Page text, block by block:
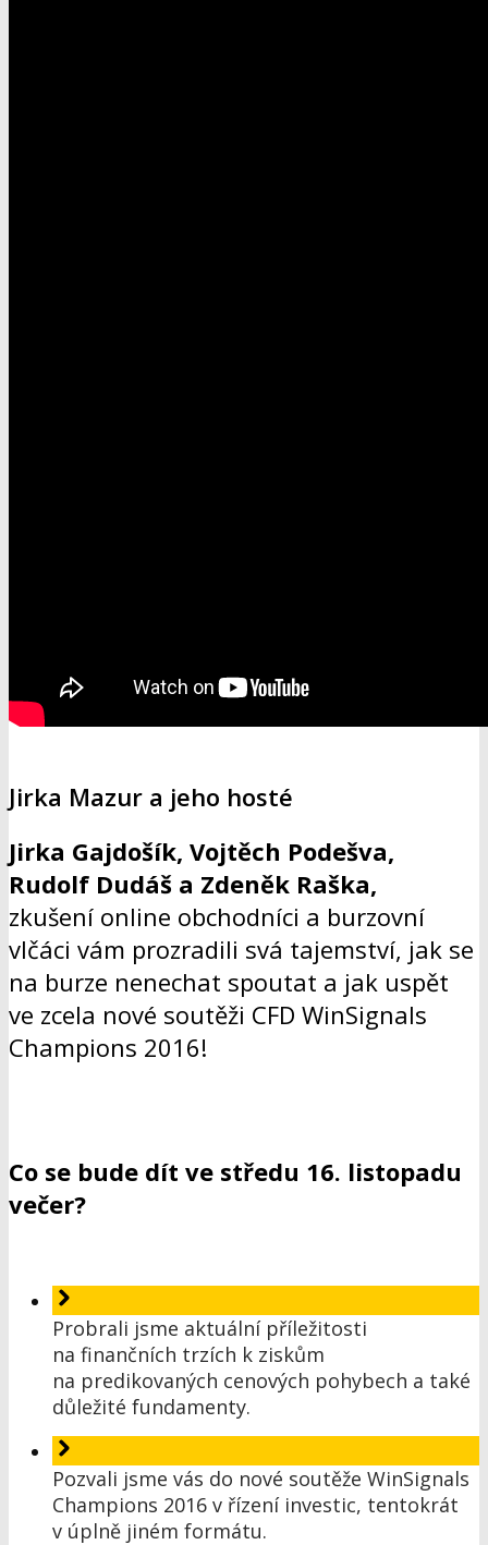
Jirka Mazur a jeho hosté
Jirka Gajdošík, Vojtěch Podešva,
Rudolf Dudáš a Zdeněk Raška,
zkušení online obchodníci a burzovní
vlčáci vám prozradili svá tajemství, jak se
na burze nenechat spoutat a jak uspět
ve zcela nové soutěži CFD WinSignals
Champions 2016!
Co se bude dít ve středu 16. listopadu
večer?
Probrali jsme aktuální příležitosti
na finančních trzích k ziskům
na predikovaných cenových pohybech a také
důležité fundamenty.
Pozvali jsme vás do nové soutěže WinSignals
Champions 2016 v řízení investic, tentokrát
v úplně jiném formátu.